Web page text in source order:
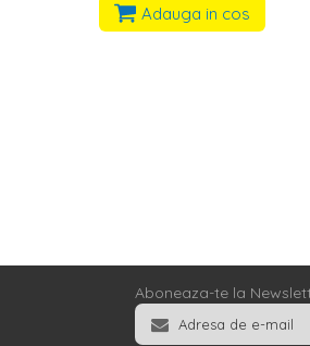
Adauga in cos
Aboneaza-te la